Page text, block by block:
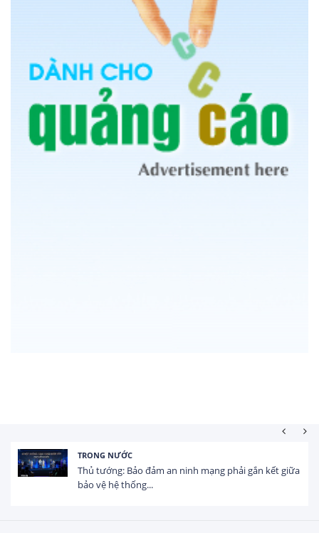
HOẠT ĐỘNG ĐẦU TƯ
Tổng vốn FDI đăng ký vào Việt Nam đạt gần 25 tỷ
USD trong 5 tháng...